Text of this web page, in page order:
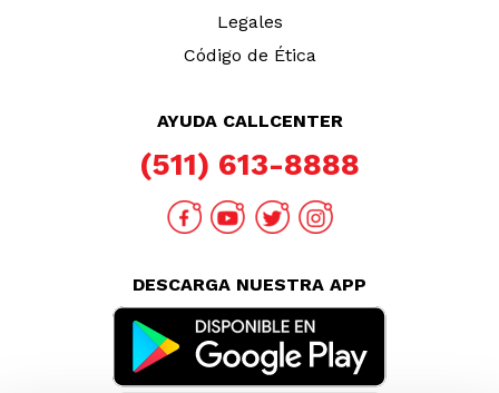
Legales
Código de Ética
AYUDA CALLCENTER
(511) 613-8888
DESCARGA NUESTRA APP